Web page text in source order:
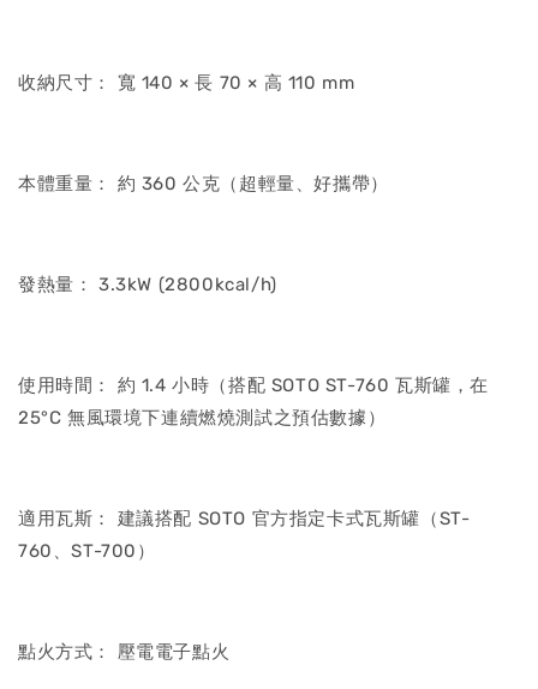
收納尺寸： 寬 140 × 長 70 × 高 110 mm
本體重量： 約 360 公克（超輕量、好攜帶）
發熱量： 3.3kW (2800kcal/h)
使用時間： 約 1.4 小時（搭配 SOTO ST-760 瓦斯罐，在
25°C 無風環境下連續燃燒測試之預估數據）
適用瓦斯： 建議搭配 SOTO 官方指定卡式瓦斯罐（ST-
760、ST-700）
點火方式： 壓電電子點火